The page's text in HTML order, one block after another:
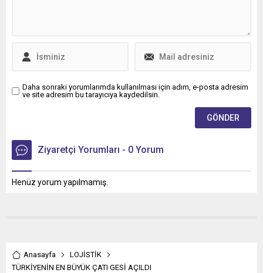
Daha sonraki yorumlarımda kullanılması için adım, e-posta adresim
ve site adresim bu tarayıcıya kaydedilsin.
Ziyaretçi Yorumları - 0 Yorum
Henüz yorum yapılmamış.
Anasayfa
LOJİSTİK
TÜRKİYENİN EN BÜYÜK ÇATI GESİ AÇILDI